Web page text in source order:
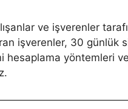
ve işverenler
işverenler, 30 günlük
yöntemleri